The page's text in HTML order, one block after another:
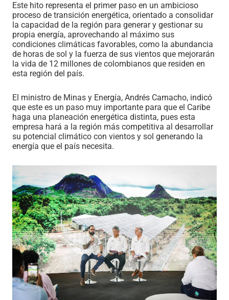
Este hito representa el primer paso en un ambicioso
proceso de transición energética, orientado a consolidar
la capacidad de la región para generar y gestionar su
propia energía, aprovechando al máximo sus
condiciones climáticas favorables, como la abundancia
de horas de sol y la fuerza de sus vientos que mejorarán
la vida de 12 millones de colombianos que residen en
esta región del país.
El ministro de Minas y Energía, Andrés Camacho, indicó
que este es un paso muy importante para que el Caribe
haga una planeación energética distinta, pues esta
empresa hará a la región más competitiva al desarrollar
su potencial climático con vientos y sol generando la
energía que el país necesita.